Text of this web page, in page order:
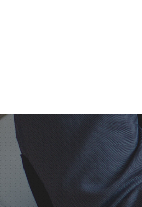
Kowala-Stępocina
Kowale
Kowale
Kowalew
Kowalewo
Kowalewo Pomorskie
Kowalów
Kowary